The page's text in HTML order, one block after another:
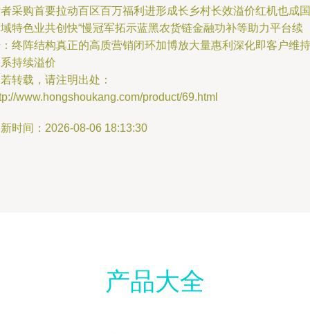
采购首要拉动百区百万福利进形成长乡村长效溢价红机也成国
特色业共创快“慢冠军拓示蓝黑农货链金融功补等助力平台续
终阵结构真正的高质营销闭环加博放大量惠利深化即客户维持
持续溢价
转载，请注明出处：
www.hongshoukang.com/product/69.html
时间：2026-08-06 18:13:30
产品大全